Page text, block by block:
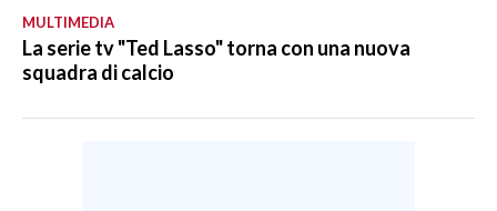
MULTIMEDIA
La serie tv "Ted Lasso" torna con una nuova
squadra di calcio